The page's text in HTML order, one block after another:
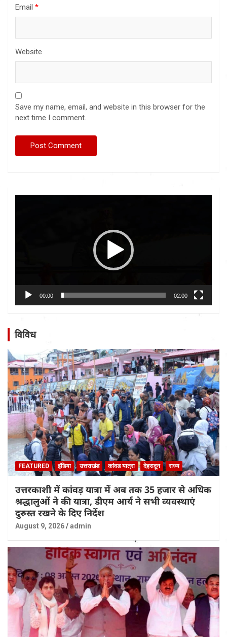
Email *
Website
Save my name, email, and website in this browser for the
next time I comment.
00:00 02:00
विविध
FEATURED इंडिया उत्तराखंड कांवड यात्रा देहरादून राज्य
उत्तरकाशी में कांवड़ यात्रा में अब तक 35 हजार से अधिक
श्रद्धालुओं ने की यात्रा, डीएम आर्य ने सभी व्यवस्थाएं
दुरुस्त रखने के दिए निर्देश
August 9, 2026 admin